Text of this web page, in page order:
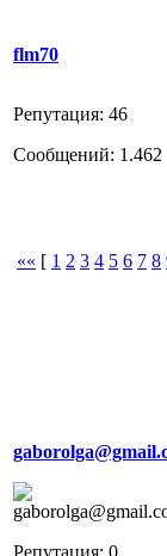
flm70
Репутация: 46
Сообщений: 1.462
«« [ 1 2 3 4 5 6 7 8